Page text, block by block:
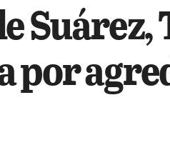
Suárez,
por